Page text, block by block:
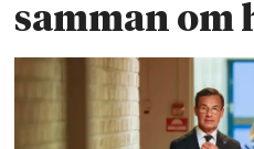
samman om